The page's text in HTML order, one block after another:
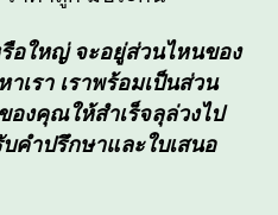
อใหญ่ จะอยู่ส่วนไหนของ
เรา เราพร้อมเป็นส่วน
องคุณให้สำเร็จลุล่วงไป
คำปรึกษาและใบเสนอ